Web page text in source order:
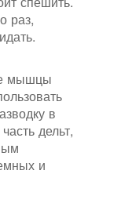
раз,
мышцы
в
дельт,
и